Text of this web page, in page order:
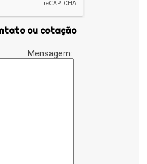
ou cotação
Mensagem: